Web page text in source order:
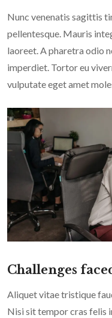
Nunc venenatis sagittis
pellentesque. Mauris
laoreet. A pharetra odio
imperdiet. Tortor eu
vulputate eget amet
Challenges
Aliquet vitae tristique
Nisi sit tempor cras felis